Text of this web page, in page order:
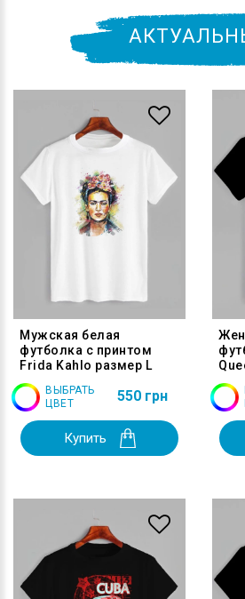
Мужская белая
футболка с принтом
Frida Kahlo размер L
ВЫБРАТЬ
ЦВЕТ
550 грн
Купить